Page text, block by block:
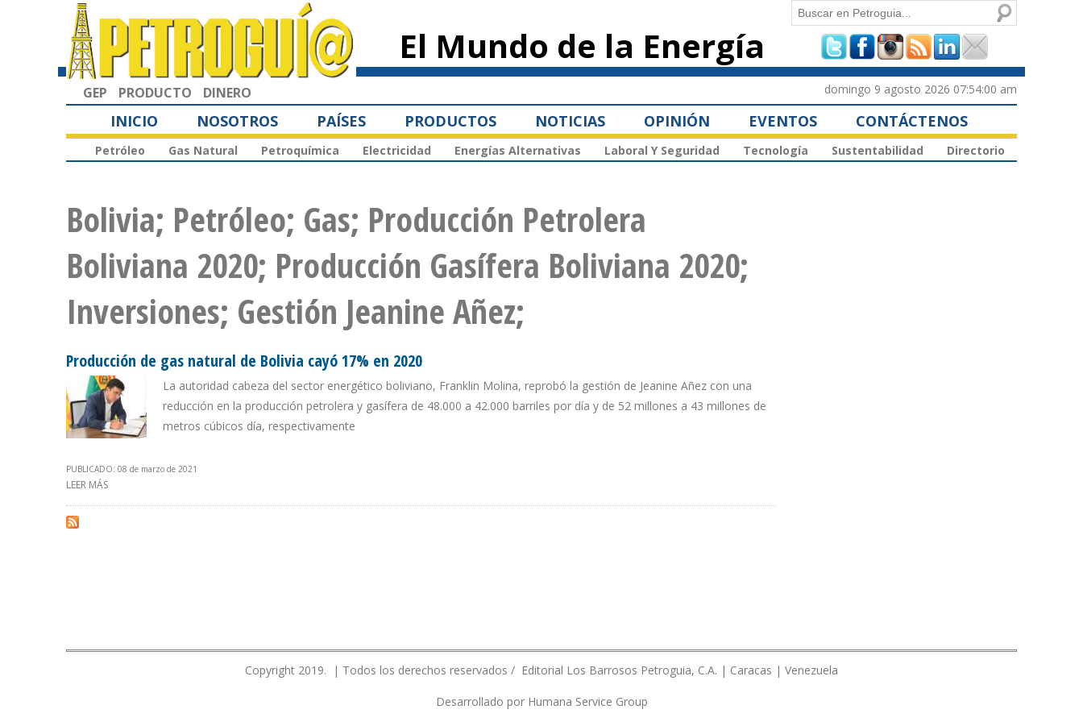
principal
El Mundo de la Energía
Formulario de
búsqueda
Buscar
GEP PRODUCTO DINERO domingo 9 agosto 2026 07:54:00 am
INICIO NOSOTROS PAÍSES PRODUCTOS NOTICIAS OPINIÓN EVENTOS CONTÁCTENOS
Petróleo Gas Natural Petroquímica Electricidad Energías Alternativas Laboral Y Seguridad Tecnología Sustentabilidad Directorio
Bolivia; Petróleo; Gas; Producción Petrolera
Boliviana 2020; Producción Gasífera Boliviana 2020;
Inversiones; Gestión Jeanine Añez;
Producción de gas natural de Bolivia cayó 17% en 2020
La autoridad cabeza del sector energético boliviano, Franklin Molina, reprobó la gestión de Jeanine Añez con una
reducción en la producción petrolera y gasífera de 48.000 a 42.000 barriles por día y de 52 millones a 43 millones de
metros cúbicos día, respectivamente
PUBLICADO: 08 de marzo de 2021
LEER MÁS
Copyright 2019. | Todos los derechos reservados / Editorial Los Barrosos Petroguia, C.A. | Caracas | Venezuela
Desarrollado por Humana Service Group